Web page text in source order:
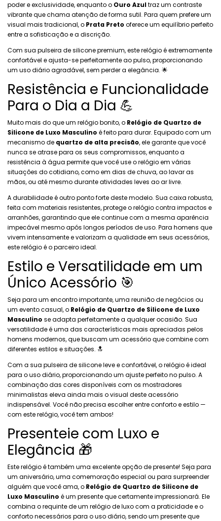
poder e exclusividade, enquanto o Ouro Azultraz um contraste
vibrante que chama atenção de forma sutil. Para quem prefere um
visual mais tradicional, o Prata Preto oferece um equilíbrio perfeito
entre a sofisticação e a discrição.
Com sua pulseira de silicone premium, este relógio é extremamente
confortável e ajusta-se perfeitamente ao pulso, proporcionando
um uso diário agradável, sem perder a elegância. 🌟
Resistência e Funcionalidade
Para o Dia a Dia 💪
Muito mais do que um relógio bonito, o Relógio de Quartzo de
Silicone de Luxo Masculino é feito para durar. Equipado com um
mecanismo de quartzo de alta precisão, ele garante que você
nunca se atrase para os seus compromissos, enquanto a
resistência à água permite que você use o relógio em várias
situações do cotidiano, como em dias de chuva, ao lavar as
mãos, ou até mesmo durante atividades leves ao ar livre.
A durabilidade é outro ponto forte deste modelo. Sua caixa robusta,
feita com materiais resistentes, protege o relógio contra impactos e
arranhões, garantindo que ele continue com a mesma aparência
impecável mesmo após longos períodos de uso. Para homens que
vivem intensamente e valorizam a qualidade em seus acessórios,
este relógio é o parceiro ideal.
Estilo e Versatilidade em um
Único Acessório 🎯
Seja para um encontro importante, uma reunião de negócios ou
um evento casual, o Relógio de Quartzo de Silicone de Luxo
Masculino se adapta perfeitamente a qualquer ocasião. Sua
versatilidade é uma das características mais apreciadas pelos
homens modernos, que buscam um acessório que combine com
diferentes estilos e situações. 🔝
Com a sua pulseira de silicone leve e confortável, o relógio é ideal
para o uso diário, proporcionando um ajuste perfeito no pulso. A
combinação das cores disponíveis com os mostradores
minimalistas eleva ainda mais o visual deste acessório
indispensável. Você não precisa escolher entre conforto e estilo —
com este relógio, você tem ambos!
Presenteie com Luxo e
Elegância 🎁
Este relógio é também uma excelente opção de presente! Seja para
um aniversário, uma comemoração especial ou para surpreender
alguém que você ama, o Relógio de Quartzo de Silicone de
Luxo Masculino é um presente que certamente impressionará. Ele
combina o requinte de um relógio de luxo com a praticidade e o
conforto necessários para o uso diário, sendo um presente que